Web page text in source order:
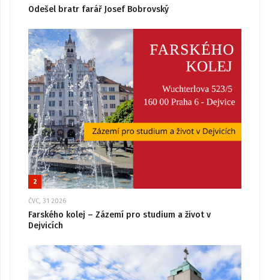
Odešel bratr farář Josef Bobrovský
2
ČVC, 31 2026
Farského kolej – Zázemí pro studium a život v
Dejvicích